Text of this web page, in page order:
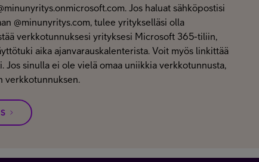
Jos haluat sähköpostisi
@minunyritys.com, tulee yritykselläsi olla
verkkotunnuksesi yrityksesi Microsoft 365-tiliin,
aika ajanvarauskalenterista. Voit myös linkittää
Jos sinulla ei ole vielä omaa uniikkia verkkotunnusta,
verkkotunnuksen.